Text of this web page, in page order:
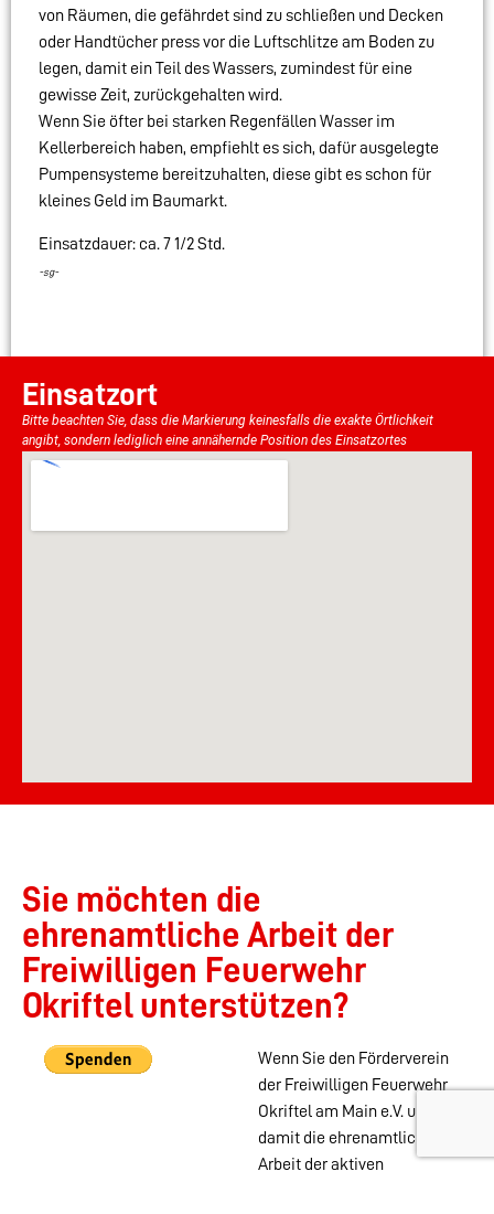
von Räumen, die gefährdet sind zu schließen und Decken
oder Handtücher press vor die Luftschlitze am Boden zu
legen, damit ein Teil des Wassers, zumindest für eine
gewisse Zeit, zurückgehalten wird.
Wenn Sie öfter bei starken Regenfällen Wasser im
Kellerbereich haben, empfiehlt es sich, dafür ausgelegte
Pumpensysteme bereitzuhalten, diese gibt es schon für
kleines Geld im Baumarkt.
Einsatzdauer: ca. 7 1/2 Std.
-sg-
Einsatzort
Bitte beachten Sie, dass die Markierung keinesfalls die exakte Örtlichkeit
angibt, sondern lediglich eine annähernde Position des Einsatzortes
Sie möchten die
ehrenamtliche Arbeit der
Freiwilligen Feuerwehr
Okriftel unterstützen?
Wenn Sie den Förderverein
der Freiwilligen Feuerwehr
Okriftel am Main e.V. und
damit die ehrenamtliche
Arbeit der aktiven